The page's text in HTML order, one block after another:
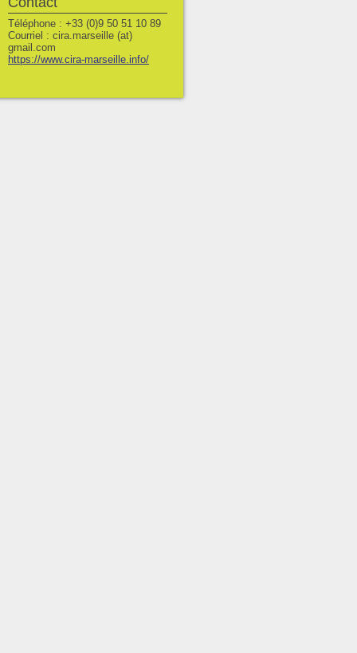
Téléphone : +33 (0)9 50 51 10 89
Courriel : cira.marseille (at)
gmail.com
https://www.cira-marseille.info/